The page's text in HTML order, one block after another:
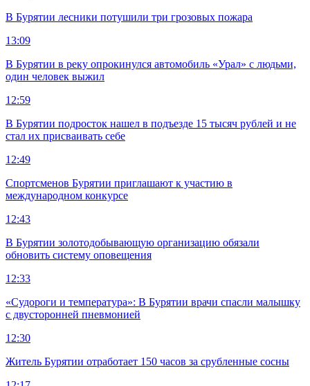
В Бурятии лесники потушили три грозовых пожара
13:09
В Бурятии в реку опрокинулся автомобиль «Урал» с людьми,
один человек выжил
12:59
В Бурятии подросток нашел в подъезде 15 тысяч рублей и не
стал их присваивать себе
12:49
Спортсменов Бурятии приглашают к участию в
международном конкурсе
12:43
В Бурятии золотодобывающую организацию обязали
обновить систему оповещения
12:33
«Судороги и температура»: В Бурятии врачи спасли малышку
с двусторонней пневмонией
12:30
Житель Бурятии отработает 150 часов за срубленные сосны